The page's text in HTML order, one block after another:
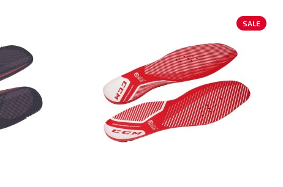
SALE